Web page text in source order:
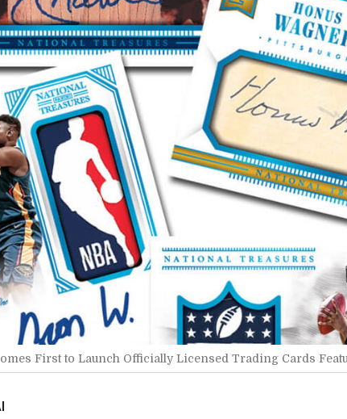
First to Launch Officially Licensed Trading Cards